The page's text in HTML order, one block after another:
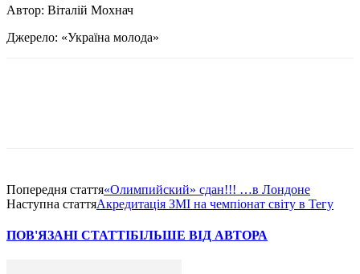
Автор: Віталій Мохнач
Джерело: «Україна молода»
Попередня стаття«Олимпийский» сдан!!! …в Лондоне
Наступна статтяАкредитація ЗМІ на чемпіонат світу в Тегу
ПОВ'ЯЗАНІ СТАТТІБІЛЬШЕ ВІД АВТОРА